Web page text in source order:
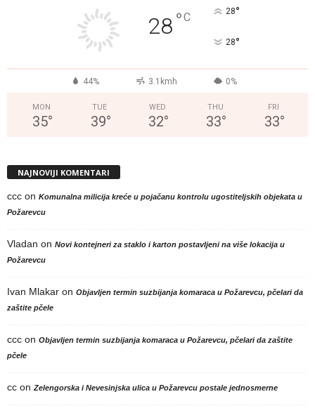
28°C 28°
28°
44% 3.1kmh 0%
MON
35°
TUE
39°
WED
32°
THU
33°
FRI
33°
NAJNOVIJI KOMENTARI
ccc on Komunalna milicija kreće u pojačanu kontrolu ugostiteljskih objekata u
Požarevcu
Vladan on Novi kontejneri za staklo i karton postavljeni na više lokacija u
Požarevcu
Ivan Mlakar on Objavljen termin suzbijanja komaraca u Požarevcu, pčelari da
zaštite pčele
ccc on Objavljen termin suzbijanja komaraca u Požarevcu, pčelari da zaštite
pčele
cc on Zelengorska i Nevesinjska ulica u Požarevcu postale jednosmerne